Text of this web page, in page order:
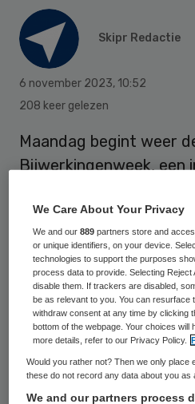
Skipr Redactie
6 november 2023, 10:52
208 keer gelezen
Maandag begint weer
Bijwerkingenweek, een
keer nemen 88 landen
werken het
Medicijnautoriteit CBG
Vorig jaar werden er
daarvoor, 80.000
bijwerkingen van
procent door patiënten
We Care About Your Privacy
We and our889 partners store and
or unique identifiers, on your device.
technologies to support the purposes
process data to provide. Selecting
disable them. If trackers are disabled,
be as relevant to you. You can
withdraw consent at any time by clicking
bottom of the webpage. Your choices will
more details, refer to our Privacy Policy.
Would you rather not? Then we only place
these do not record any data about you as
We and our partners process